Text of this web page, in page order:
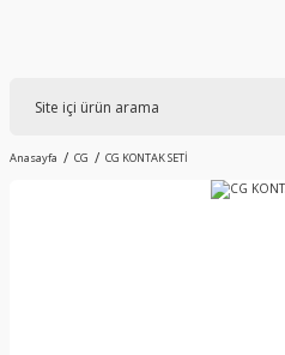
Anasayfa CG CG KONTAK SETİ